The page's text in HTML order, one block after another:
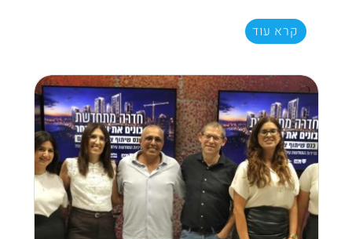
קרא עוד